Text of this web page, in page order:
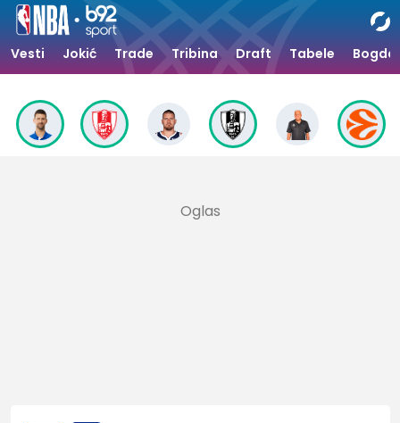
Vesti Jokić Trade Tribina Draft Tabele